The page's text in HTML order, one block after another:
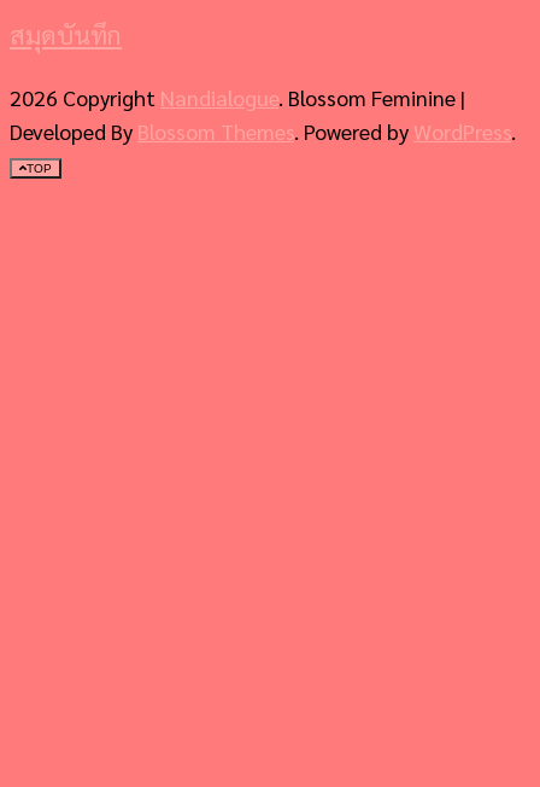
สมุดบันทึก
2026 Copyright Nandialogue. Blossom Feminine |
Developed By Blossom Themes. Powered by WordPress.
TOP